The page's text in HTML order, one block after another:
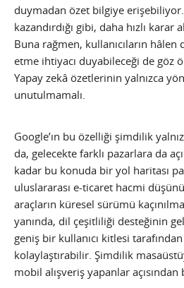
duymadan özet bilgiye
kazandırdığı gibi, daha hızlı karar
Buna rağmen, kullanıcıların
etme ihtiyacı duyabileceği de göz
Yapay zekâ özetlerinin yalnızca
unutulmamalı.
Google’ın bu özelliği şimdilik
da, gelecekte farklı pazarlara da
kadar bu konuda bir yol haritası
uluslararası e-ticaret hacmi
araçların küresel sürümü
yanında, dil çeşitliliği desteğinin
geniş bir kullanıcı kitlesi
kolaylaştırabilir. Şimdilik
mobil alışveriş yapanlar